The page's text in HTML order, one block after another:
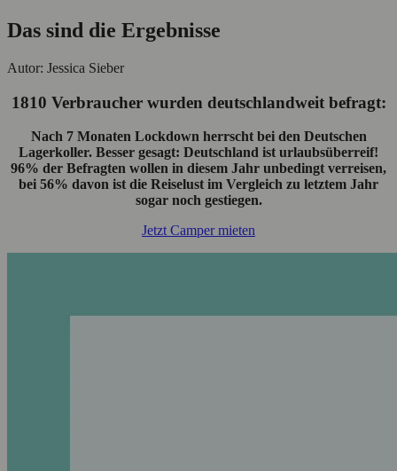
Das sind die Ergebnisse
Autor: Jessica Sieber
1810 Verbraucher wurden deutschlandweit befragt:
Nach 7 Monaten Lockdown herrscht bei den Deutschen
Lagerkoller. Besser gesagt: Deutschland ist urlaubsüberreif!
96% der Befragten wollen in diesem Jahr unbedingt verreisen,
bei 56% davon ist die Reiselust im Vergleich zu letztem Jahr
sogar noch gestiegen.
Jetzt Camper mieten